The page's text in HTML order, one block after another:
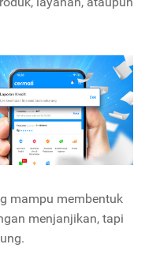
mampu membentuk
menjanjikan, tapi